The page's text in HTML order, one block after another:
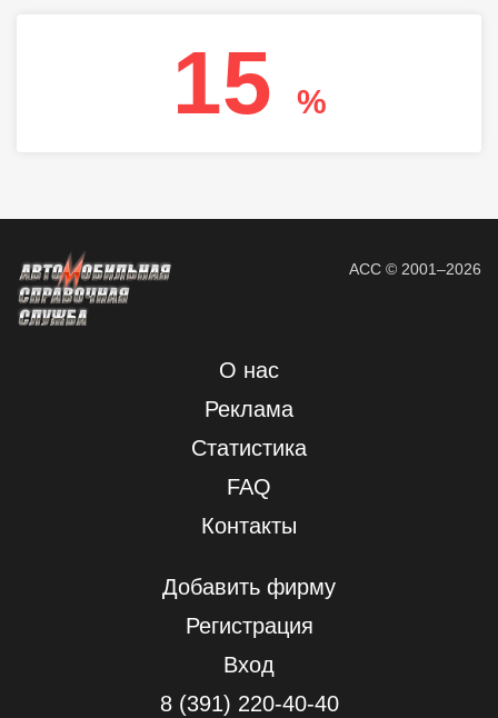
15 %
АСС © 2001–2026
О нас
Реклама
Статистика
FAQ
Контакты
Добавить фирму
Регистрация
Вход
8 (391) 220-40-40